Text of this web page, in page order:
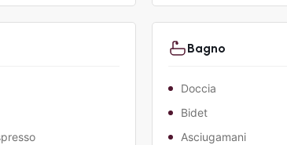
Bagno
Doccia
Bidet
Asciugamani